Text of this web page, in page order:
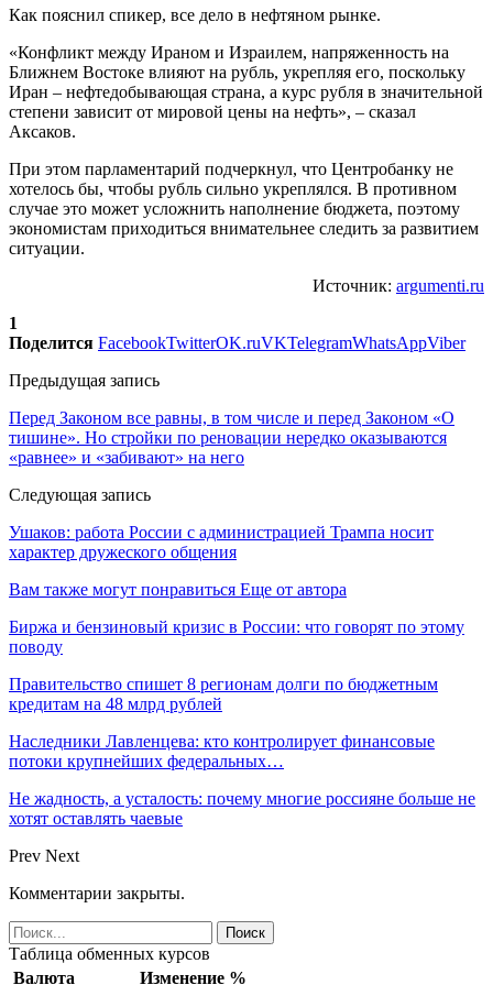
Как пояснил спикер, все дело в нефтяном рынке.
«Конфликт между Ираном и Израилем, напряженность на
Ближнем Востоке влияют на рубль, укрепляя его, поскольку
Иран – нефтедобывающая страна, а курс рубля в значительной
степени зависит от мировой цены на нефть», – сказал
Аксаков.
При этом парламентарий подчеркнул, что Центробанку не
хотелось бы, чтобы рубль сильно укреплялся. В противном
случае это может усложнить наполнение бюджета, поэтому
экономистам приходиться внимательнее следить за развитием
ситуации.
Источник: argumenti.ru
1
Поделится FacebookTwitterOK.ruVKTelegramWhatsAppViber
Предыдущая запись
Перед Законом все равны, в том числе и перед Законом «О
тишине». Но стройки по реновации нередко оказываются
«равнее» и «забивают» на него
Следующая запись
Ушаков: работа России с администрацией Трампа носит
характер дружеского общения
Вам также могут понравиться Еще от автора
Биржа и бензиновый кризис в России: что говорят по этому
поводу
Правительство спишет 8 регионам долги по бюджетным
кредитам на 48 млрд рублей
Наследники Лавленцева: кто контролирует финансовые
потоки крупнейших федеральных…
Не жадность, а усталость: почему многие россияне больше не
хотят оставлять чаевые
Prev Next
Комментарии закрыты.
Таблица обменных курсов
Валюта
Изменение %